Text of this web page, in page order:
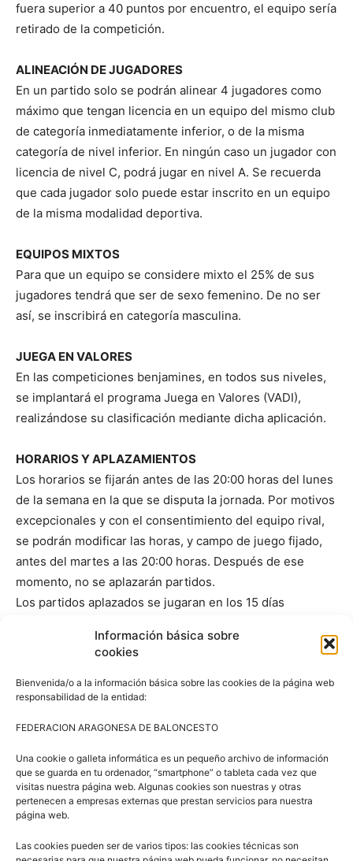
Información básica sobre
cookies
Bienvenida/o a la información básica sobre las cookies de la página web
responsabilidad de la entidad:
FEDERACION ARAGONESA DE BALONCESTO
Una cookie o galleta informática es un pequeño archivo de información
que se guarda en tu ordenador, “smartphone” o tableta cada vez que
visitas nuestra página web. Algunas cookies son nuestras y otras
pertenecen a empresas externas que prestan servicios para nuestra
página web.
Las cookies pueden ser de varios tipos: las cookies técnicas son
fuera superior a 40 puntos por encuentro, el equipo sería
retirado de la competición.
ALINEACIÓN DE JUGADORES
En un partido solo se podrán alinear 4 jugadores como
máximo que tengan licencia en un equipo del mismo club
de categoría inmediatamente inferior, o de la misma
categoría de nivel inferior. En ningún caso un jugador con
licencia de nivel C, podrá jugar en nivel A. Se recuerda
que cada jugador solo puede estar inscrito en un equipo
de la misma modalidad deportiva.
EQUIPOS MIXTOS
Para que un equipo se considere mixto el 25% de sus
jugadores tendrá que ser de sexo femenino. De no ser
así, se inscribirá en categoría masculina.
JUEGA EN VALORES
En las competiciones benjamines, en todos sus niveles,
se implantará el programa Juega en Valores (VADI),
realizándose su clasificación mediante dicha aplicación.
HORARIOS Y APLAZAMIENTOS
Los horarios se fijarán antes de las 20:00 horas del lunes
de la semana en la que se disputa la jornada. Por motivos
excepcionales y con el consentimiento del equipo rival,
se podrán modificar las horas, y campo de juego fijado,
antes del martes a las 20:00 horas. Después de ese
momento, no se aplazarán partidos.
Los partidos aplazados se jugaran en los 15 días
aplazamiento habrá de fijarse la fecha en la que va a
equipos.